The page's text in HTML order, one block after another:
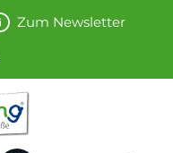
Zum Newsletter